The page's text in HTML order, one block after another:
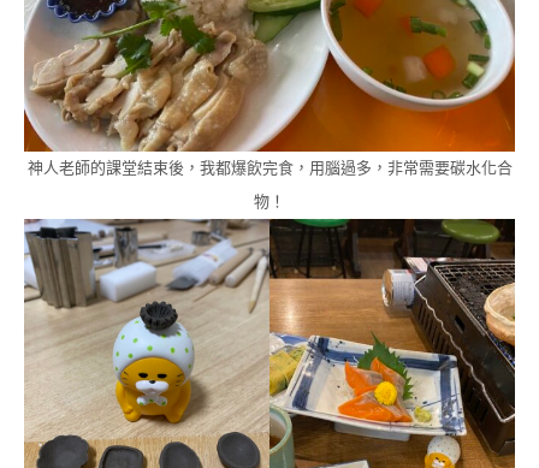
神人老師的課堂結束後，我都爆飲完食，用腦過多，非常需要碳水化合
物！